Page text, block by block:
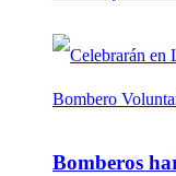
Bomberos